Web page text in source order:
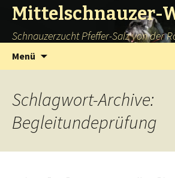
Mittelschnauzer-
Schnauzerzucht Pfeffer-Salz von der
Menü
Schlagwort-Archive:
Begleitundeprüfung